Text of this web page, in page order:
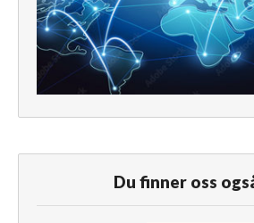
Du finner oss